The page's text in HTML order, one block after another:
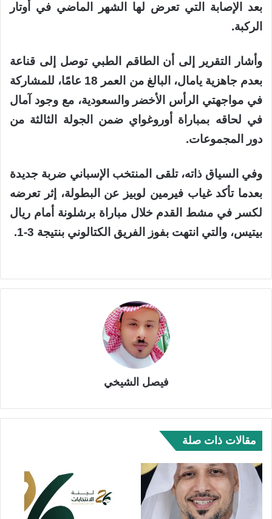
بعد الإصابة التي تعرض لها الشهر الماضي في أوتار
الركبة.
وأشار التقرير إلى أن الطاقم الطبي توصل إلى قناعة
بعدم جاهزية يامال، البالغ من العمر 18 عامًا، للمشاركة
في مواجهتي الرأس الأخضر والسعودية، مع وجود آمال
في لحاقه بمباراة أوروغواي ضمن الجولة الثالثة من
دور المجموعات.
وفي السياق ذاته، تلقى المنتخب الإسباني ضربة جديدة
بعدما تأكد غياب فيرمين لوبيز عن البطولة، إثر تعرضه
لكسر في مشط القدم خلال مباراة برشلونة أمام ريال
بيتيس، والتي انتهت بفوز الفريق الكتالوني بنتيجة 3-1.
فيصل الشيخي
مقالات ذات صلة